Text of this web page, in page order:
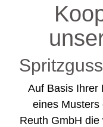
Auf Basis Ihrer
eines Musters
Reuth GmbH